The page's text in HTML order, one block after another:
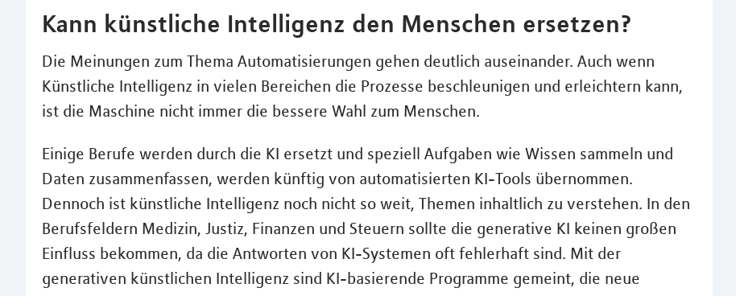
Kann künstliche Intelligenz den Menschen ersetzen?
Die Meinungen zum Thema Automatisierungen gehen deutlich auseinander. Auch wenn
Künstliche Intelligenz in vielen Bereichen die Prozesse beschleunigen und erleichtern kann,
ist die Maschine nicht immer die bessere Wahl zum Menschen.
Einige Berufe werden durch die KI ersetzt und speziell Aufgaben wie Wissen sammeln und
Daten zusammenfassen, werden künftig von automatisierten KI-Tools übernommen.
Dennoch ist künstliche Intelligenz noch nicht so weit, Themen inhaltlich zu verstehen. In den
Berufsfeldern Medizin, Justiz, Finanzen und Steuern sollte die generative KI keinen großen
Einfluss bekommen, da die Antworten von KI-Systemen oft fehlerhaft sind. Mit der
generativen künstlichen Intelligenz sind KI-basierende Programme gemeint, die neue